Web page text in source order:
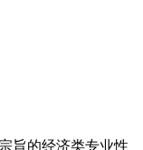
旨的经济类专业性